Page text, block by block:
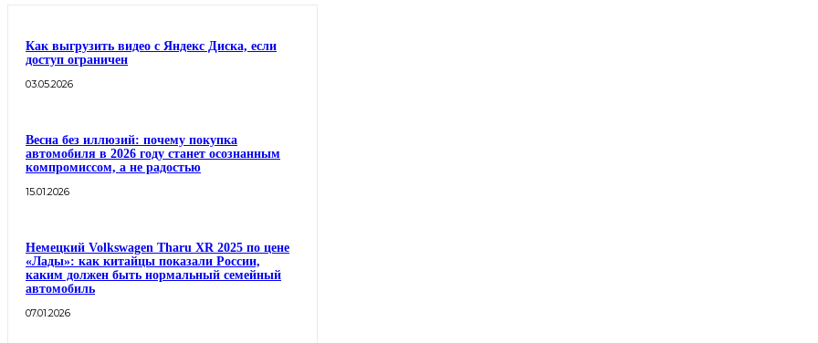
Как выгрузить видео с Яндекс Диска, если
доступ ограничен
03.05.2026
Весна без иллюзий: почему покупка
автомобиля в 2026 году станет осознанным
компромиссом, а не радостью
15.01.2026
Немецкий Volkswagen Tharu XR 2025 по цене
«Лады»: как китайцы показали России,
каким должен быть нормальный семейный
автомобиль
07.01.2026